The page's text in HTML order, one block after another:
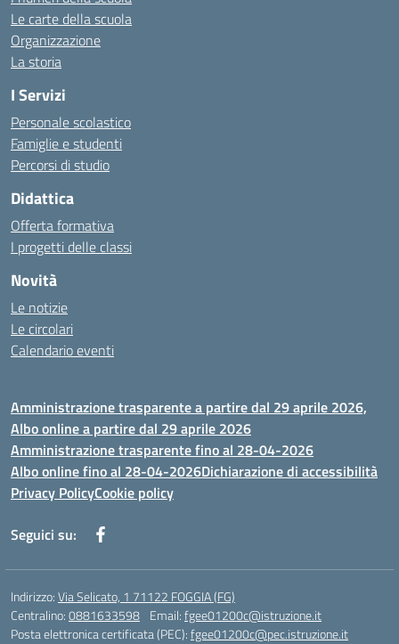
Le carte della scuola
Organizzazione
La storia
I Servizi
Personale scolastico
Famiglie e studenti
Percorsi di studio
Didattica
Offerta formativa
I progetti delle classi
Novità
Le notizie
Le circolari
Calendario eventi
Amministrazione trasparente a partire dal 29 aprile 2026,
Albo online a partire dal 29 aprile 2026
Amministrazione trasparente fino al 28-04-2026
Albo online fino al 28-04-2026Dichiarazione di accessibilità
Privacy PolicyCookie policy
Seguici su:
Indirizzo:Via Selicato, 1 71122 FOGGIA (FG)
Centralino:0881633598 Email:fgee01200c@istruzione.it
Posta elettronica certificata (PEC):fgee01200c@pec.istruzione.it